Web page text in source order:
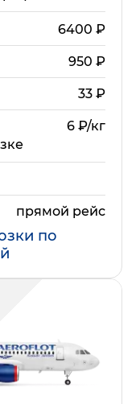
6400 ₽
950 ₽
33₽
6 ₽/кг
прямой рейс
по